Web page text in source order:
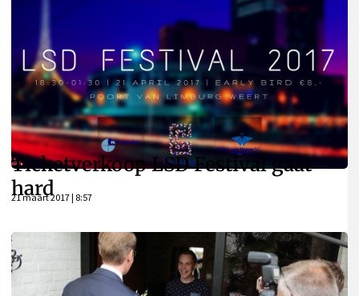
Ticketverkoop LSD Festival gaat
hard
21 maart 2017 | 8:57